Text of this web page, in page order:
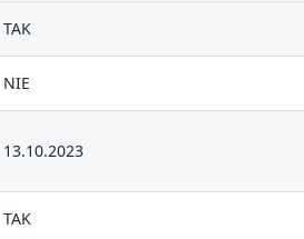
TAK
NIE
13.10.2023
TAK